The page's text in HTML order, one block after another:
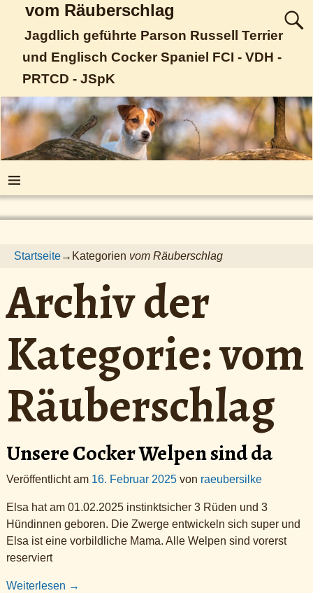
vom Räuberschlag
Jagdlich geführte Parson Russell Terrier
und Englisch Cocker Spaniel FCI - VDH -
PRTCD - JSpK
Startseite→Kategorien vom Räuberschlag
Archiv der
Kategorie:vom
Räuberschlag
Unsere Cocker Welpen sind da
Veröffentlicht am 16. Februar 2025 von raeubersilke
Elsa hat am 01.02.2025 instinktsicher 3 Rüden und 3
Hündinnen geboren. Die Zwerge entwickeln sich super und
Elsa ist eine vorbildliche Mama. Alle Welpen sind vorerst
reserviert
Weiterlesen →